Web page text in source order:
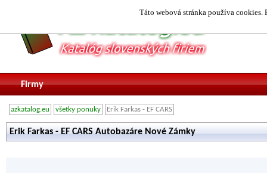
Táto webová stránka používa
Firmy
azkatalog.eu všetky ponuky Erik Farkas - EF CARS
Erik Farkas - EF CARS Autobazáre Nové Zámky